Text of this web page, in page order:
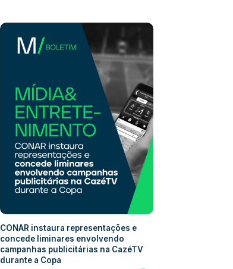
CONAR instaura representações e
concede liminares envolvendo
campanhas publicitárias na CazéTV
durante a Copa